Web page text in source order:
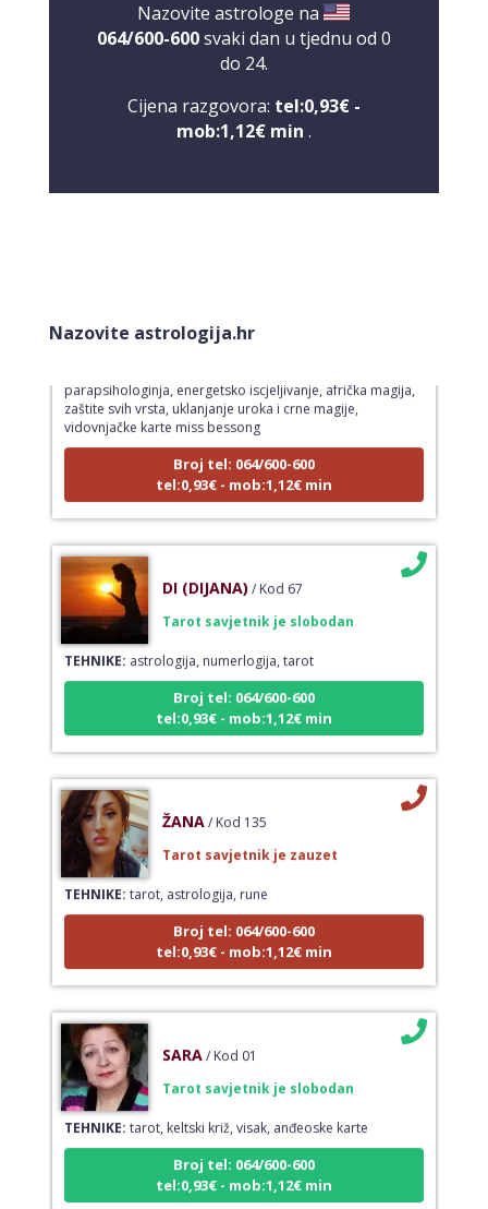
Nazovite astrologe na
064/600-600svaki dan u tjednu od 0
do 24.
Cijena razgovora: tel:0,93€ -
mob:1,12€ min .
Nazovite astrologija.hr
zaštite svih vrsta, uklanjanje uroka i crne magije,
vidovnjačke karte miss bessong
Broj tel: 064/600-600
tel:0,93€ - mob:1,12€ min
TEHNIKE:astrologija, numerlogija, tarot
Broj tel: 064/600-600
tel:0,93€ - mob:1,12€ min
TEHNIKE:tarot, astrologija, rune
Broj tel: 064/600-600
tel:0,93€ - mob:1,12€ min
TEHNIKE:tarot, keltski križ, visak, anđeoske karte
Broj tel: 064/600-600
tel:0,93€ - mob:1,12€ min